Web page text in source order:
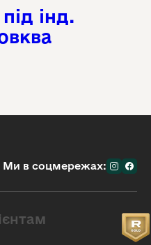
інд.
Ми в соцмережах: